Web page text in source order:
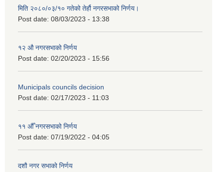
मिति २०८०/०३/१० गतेको तेर्हौ नगरसभाको निर्णय।
Post date: 08/03/2023 - 13:38
१२ औ नगरसभाको निर्णय
Post date: 02/20/2023 - 15:56
Municipals councils decision
Post date: 02/17/2023 - 11:03
११ ‌औँ नगरसभाको निर्णय
Post date: 07/19/2022 - 04:05
दशौ नगर सभाको निर्णय